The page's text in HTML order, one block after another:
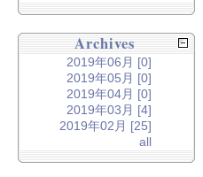
Archives
2019年06月 [0]
2019年05月 [0]
2019年04月 [0]
2019年03月 [4]
2019年02月 [25]
all